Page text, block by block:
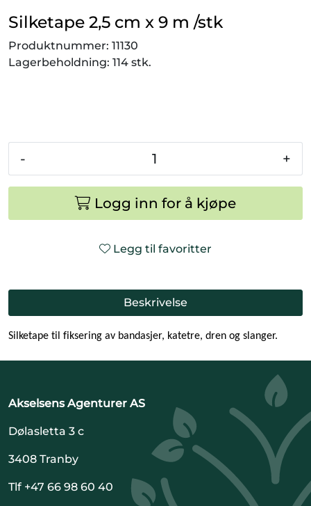
Silketape 2,5 cm x 9 m /stk
Produktnummer: 11130
Lagerbeholdning: 114 stk.
- +
Logg inn for å kjøpe
Legg til favoritter
Beskrivelse
Silketape til fiksering av bandasjer, katetre, dren og slanger.
Akselsens Agenturer AS
Dølasletta 3 c
3408 Tranby
Tlf +47 66 98 60 40
Smådyr
Videresalgsprodukter